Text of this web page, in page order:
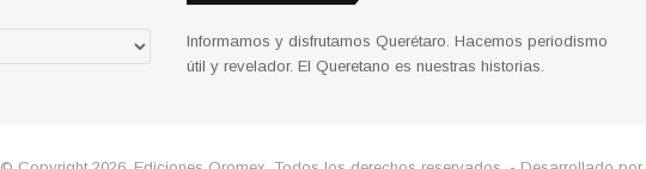
Informamos y disfrutamos Querétaro. Hacemos periodismo
útil y revelador. El Queretano es nuestras historias.